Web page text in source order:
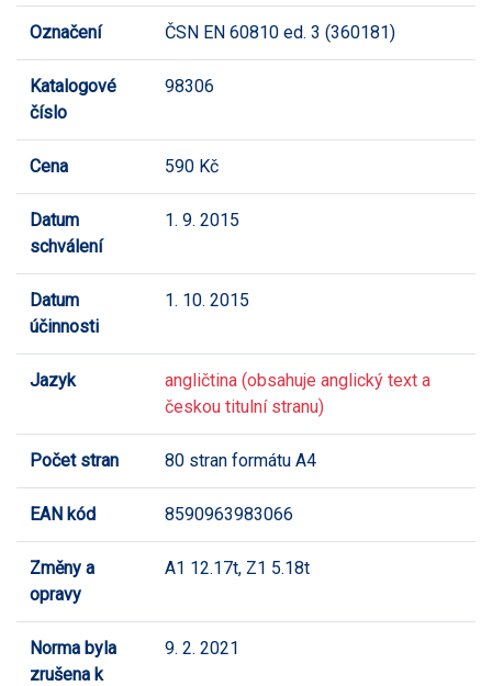
Označení ČSN EN 60810 ed. 3 (360181)
Katalogové
číslo
98306
Cena 590 Kč
Datum
schválení
1. 9. 2015
Datum
účinnosti
1. 10. 2015
Jazyk
angličtina (obsahuje anglický text a
českou titulní stranu)
Počet stran 80 stran formátu A4
EAN kód 8590963983066
Změny a
opravy
A1 12.17t, Z1 5.18t
Norma byla
zrušena k
9. 2. 2021